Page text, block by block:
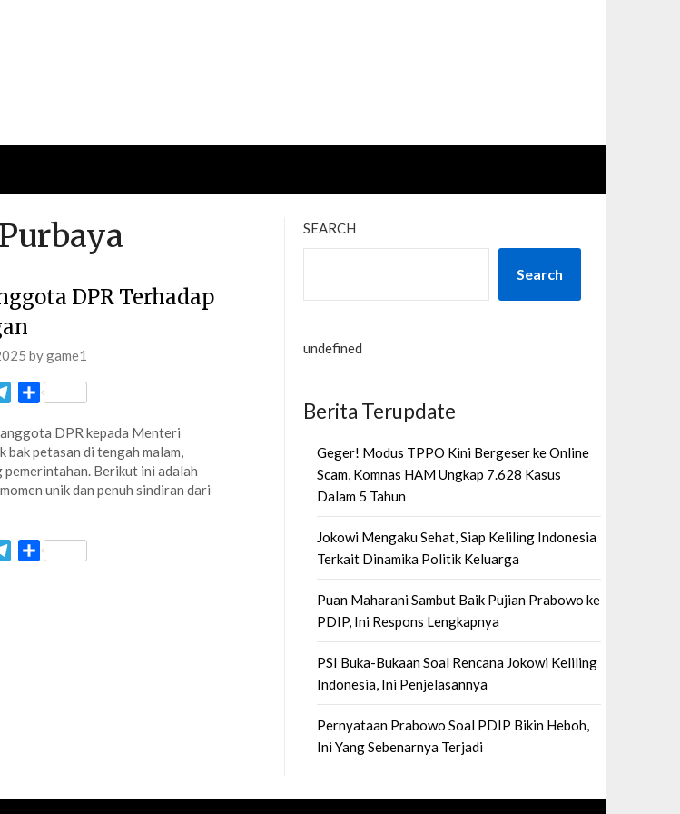
DPR Terhadap
bygame1
Telegram
Share
DPR kepada Menteri
bak petasan di tengah malam,
Berikut ini adalah
unik dan penuh sindiran dari
Telegram
Share
SEARCH
Search
undefined
Berita Terupdate
Geger! Modus TPPO Kini Bergeser ke Online
Scam, Komnas HAM Ungkap 7.628 Kasus
Dalam 5 Tahun
Jokowi Mengaku Sehat, Siap Keliling Indonesia
Terkait Dinamika Politik Keluarga
Puan Maharani Sambut Baik Pujian Prabowo ke
PDIP, Ini Respons Lengkapnya
PSI Buka-Bukaan Soal Rencana Jokowi Keliling
Indonesia, Ini Penjelasannya
Pernyataan Prabowo Soal PDIP Bikin Heboh,
Ini Yang Sebenarnya Terjadi